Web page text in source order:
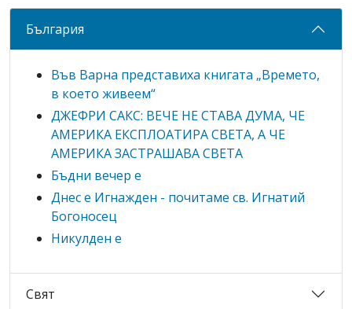
България
Във Варна представиха книгата „Времето,
в което живеем“
ДЖЕФРИ САКС: ВЕЧЕ НЕ СТАВА ДУМА, ЧЕ
АМЕРИКА ЕКСПЛОАТИРА СВЕТА, А ЧЕ
АМЕРИКА ЗАСТРАШАВА СВЕТА
Бъдни вечер е
Днес е Игнажден - почитаме св. Игнатий
Богоносец
Никулден е
Свят